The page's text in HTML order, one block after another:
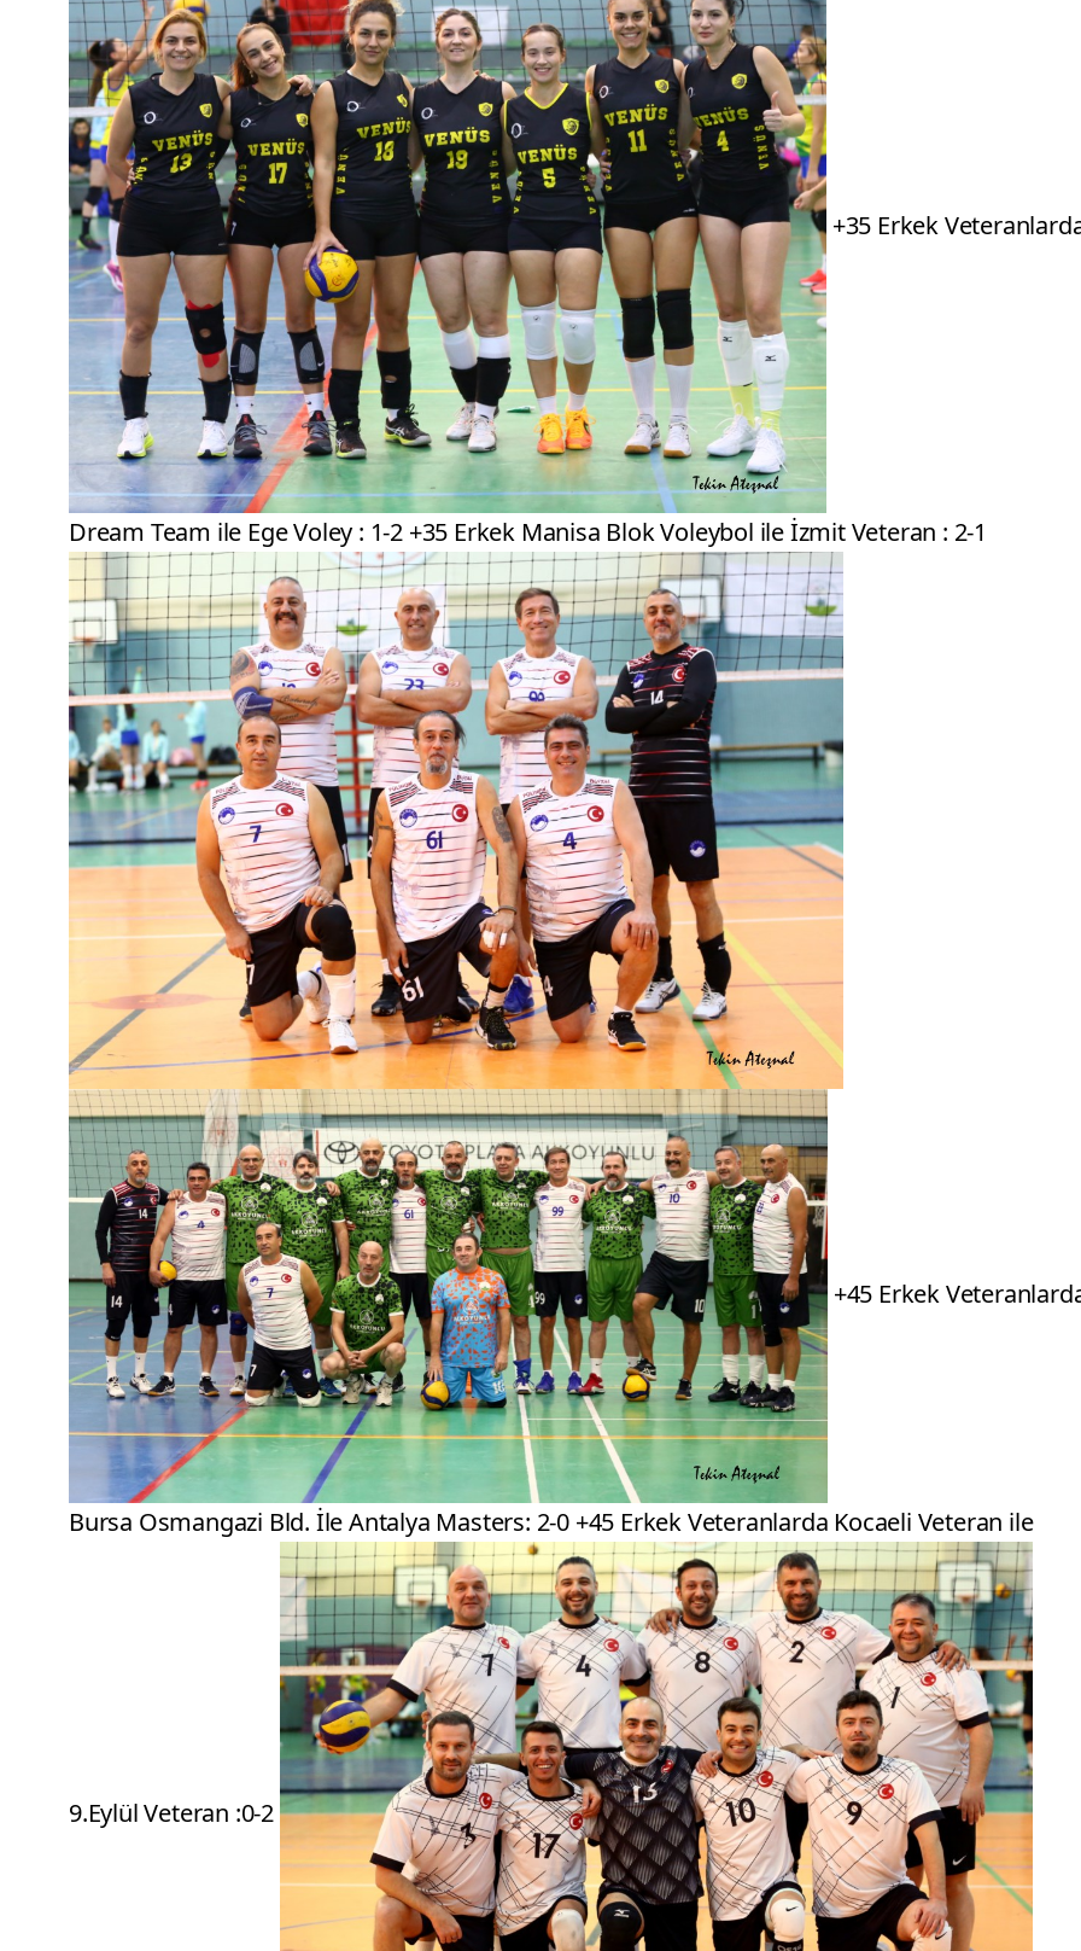
+35 Erkek
Dream Team ile Ege Voley : 1-2 +35 Erkek Manisa Blok Voleybol ile İzmit Veteran : 2-1
+45 Erkek
Bursa Osmangazi Bld. İle Antalya Masters: 2-0 +45 Erkek Veteranlarda Kocaeli Veteran ile
9.Eylül Veteran :0-2